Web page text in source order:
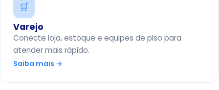
🛒
Varejo
Conecte loja, estoque e equipes de piso para
atender mais rápido.
Saiba mais →